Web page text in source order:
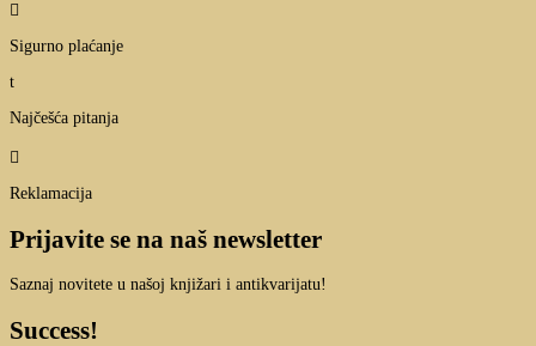

Sigurno plaćanje
t
Najčešća pitanja

Reklamacija
Prijavite se na naš newsletter
Saznaj novitete u našoj knjižari i antikvarijatu!
Success!